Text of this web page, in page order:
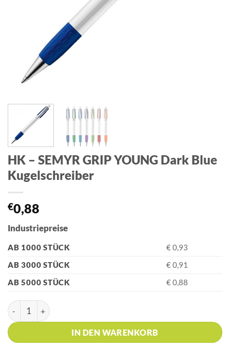
HK – SEMYR GRIP YOUNG Dark Blue
Kugelschreiber
€0,88
Industriepreise
AB 1000 STÜCK
€ 0,93
AB 3000 STÜCK
€ 0,91
AB 5000 STÜCK
€ 0,88
HK - SEMYR GRIP YOUNG Dark Blue Kugelschreiber Menge
IN DEN WARENKORB